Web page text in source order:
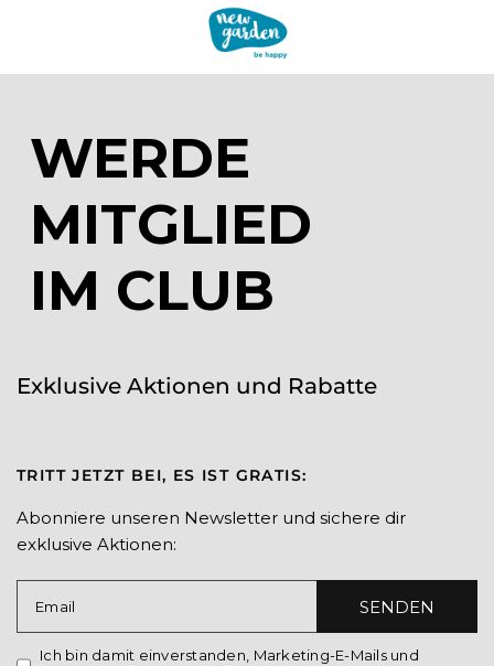
WERDE
MITGLIED
IM CLUB
Exklusive Aktionen und Rabatte
TRITT JETZT BEI, ES IST GRATIS:
Abonniere unseren Newsletter und sichere dir
exklusive Aktionen:
Email SENDEN
Ich bin damit einverstanden, Marketing-E-Mails und